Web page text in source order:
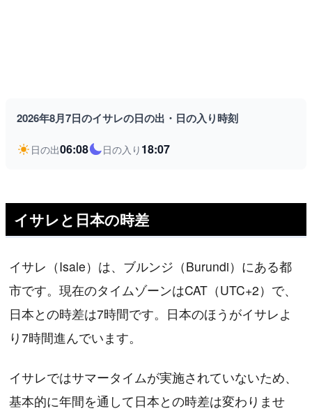
2026年8月7日のイサレの日の出・日の入り時刻
日の出06:08 日の入り 18:07
イサレと日本の時差
イサレ（Isale）は、ブルンジ（Burundi）にある都
市です。現在のタイムゾーンはCAT（UTC+2）で、
日本との時差は7時間です。日本のほうがイサレよ
り7時間進んでいます。
イサレではサマータイムが実施されていないため、
基本的に年間を通して日本との時差は変わりませ